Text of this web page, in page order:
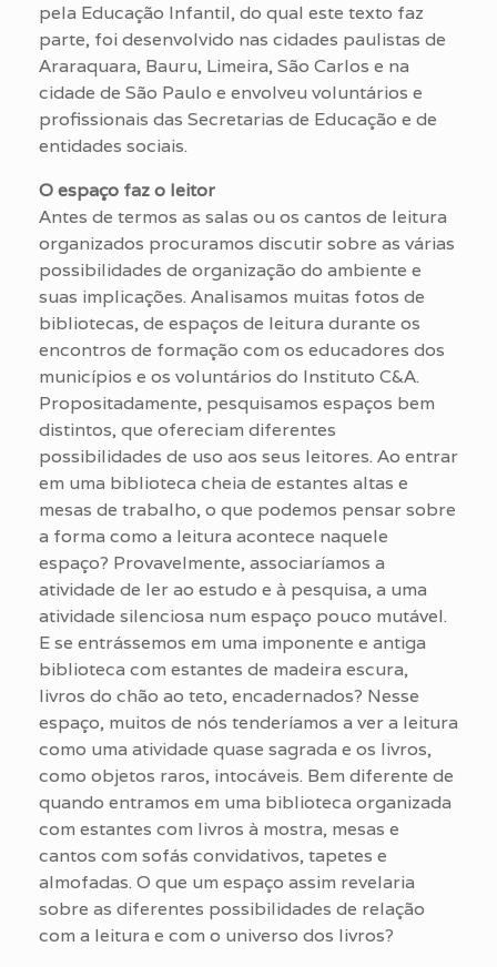
pela Educação Infantil, do qual este texto faz
parte, foi desenvolvido nas cidades paulistas de
Araraquara, Bauru, Limeira, São Carlos e na
cidade de São Paulo e envolveu voluntários e
profissionais das Secretarias de Educação e de
entidades sociais.
O espaço faz o leitor
Antes de termos as salas ou os cantos de leitura
organizados procuramos discutir sobre as várias
possibilidades de organização do ambiente e
suas implicações. Analisamos muitas fotos de
bibliotecas, de espaços de leitura durante os
encontros de formação com os educadores dos
municípios e os voluntários do Instituto C&A.
Propositadamente, pesquisamos espaços bem
distintos, que ofereciam diferentes
possibilidades de uso aos seus leitores. Ao entrar
em uma biblioteca cheia de estantes altas e
mesas de trabalho, o que podemos pensar sobre
a forma como a leitura acontece naquele
espaço? Provavelmente, associaríamos a
atividade de ler ao estudo e à pesquisa, a uma
atividade silenciosa num espaço pouco mutável.
E se entrássemos em uma imponente e antiga
biblioteca com estantes de madeira escura,
livros do chão ao teto, encadernados? Nesse
espaço, muitos de nós tenderíamos a ver a leitura
como uma atividade quase sagrada e os livros,
como objetos raros, intocáveis. Bem diferente de
quando entramos em uma biblioteca organizada
com estantes com livros à mostra, mesas e
cantos com sofás convidativos, tapetes e
almofadas. O que um espaço assim revelaria
sobre as diferentes possibilidades de relação
com a leitura e com o universo dos livros?